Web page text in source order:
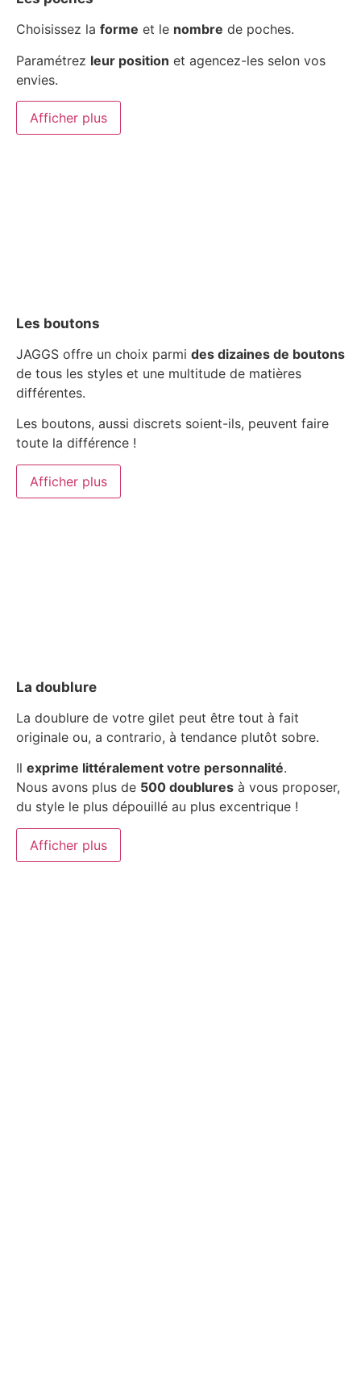
Choisissez la forme et le nombre de poches.
Paramétrez leur position et agencez-les selon vos
envies.
Afficher plus
Les boutons
JAGGS offre un choix parmi des dizaines de boutons
de tous les styles et une multitude de matières
différentes.
Les boutons, aussi discrets soient-ils, peuvent faire
toute la différence !
Afficher plus
La doublure
La doublure de votre gilet peut être tout à fait
originale ou, a contrario, à tendance plutôt sobre.
Il exprime littéralement votre personnalité.
Nous avons plus de 500 doublures à vous proposer,
du style le plus dépouillé au plus excentrique !
Afficher plus